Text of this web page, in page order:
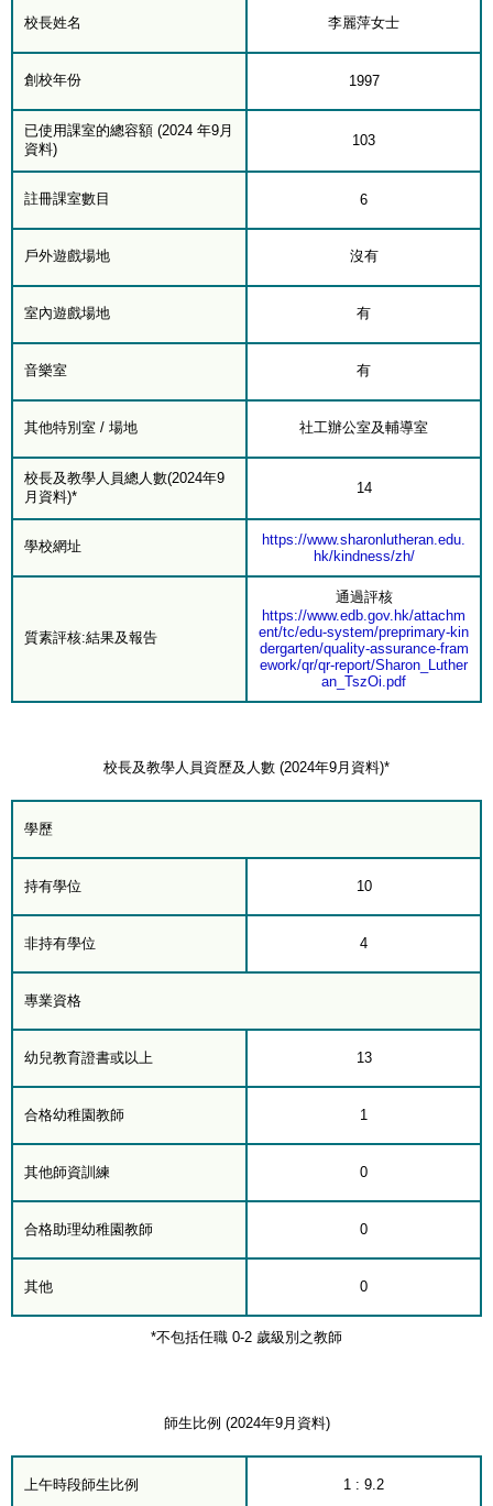
校長姓名 李麗萍女士
創校年份 1997
已使用課室的總容額 (2024 年9月
資料)
103
註冊課室數目 6
戶外遊戲場地 沒有
室內遊戲場地 有
音樂室 有
其他特別室 / 場地 社工辦公室及輔導室
校長及教學人員總人數(2024年9
月資料)*
14
學校網址
https://www.sharonlutheran.edu.
hk/kindness/zh/
質素評核:結果及報告
通過評核
https://www.edb.gov.hk/attachm
ent/tc/edu-system/preprimary-kin
dergarten/quality-assurance-fram
ework/qr/qr-report/Sharon_Luther
an_TszOi.pdf
校長及教學人員資歷及人數 (2024年9月資料)*
學歷
持有學位 10
非持有學位 4
專業資格
幼兒教育證書或以上 13
合格幼稚園教師 1
其他師資訓練 0
合格助理幼稚園教師 0
其他 0
*不包括任職 0-2 歲級別之教師
師生比例 (2024年9月資料)
上午時段師生比例 1 : 9.2